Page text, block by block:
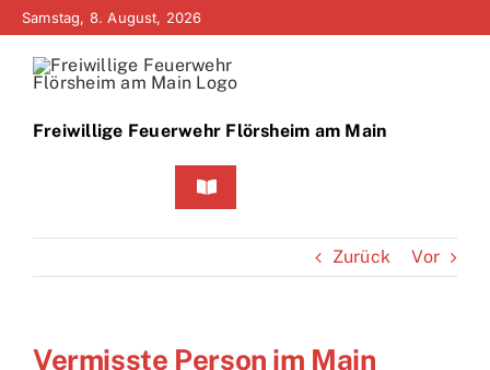
Zum
springen
Samstag, 8. August, 2026
Freiwillige Feuerwehr Flörsheim am Main
Toggle
Home
Bürgerinfo
Zurück Vor
Vermisste Person im Main